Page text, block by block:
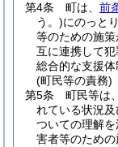
第4条
町は、 前
う。)にのっと
等のための施
互に連携して
総合的な支援体
(町民等の責務)
第5条
町民等は
れている状況
ついての理解
害者等のため